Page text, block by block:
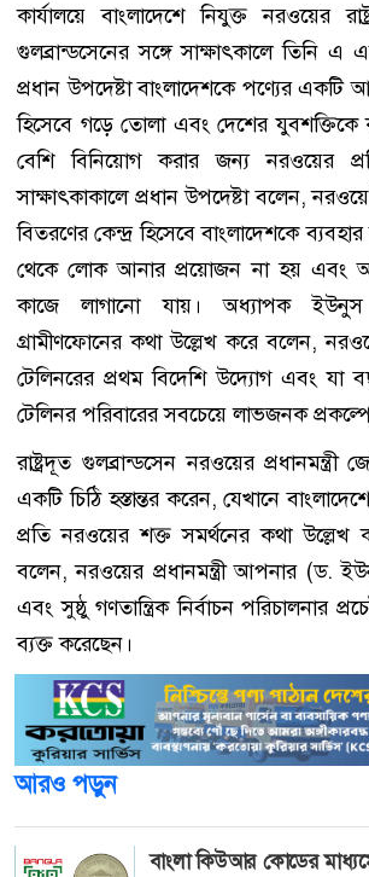
কার্যালয়ে বাংলাদেশে নিযুক্ত নরওয়ের
গুলব্রান্ডসেনের সঙ্গে সাক্ষাৎকালে তিনি
প্রধান উপদেষ্টা বাংলাদেশকে পণ্যের একটি
হিসেবে গড়ে তোলা এবং দেশের
বেশি বিনিয়োগ করার জন্য নরওয়ের
সাক্ষাৎকাকালে প্রধান উপদেষ্টা বলেন,
বিতরণের কেন্দ্র হিসেবে বাংলাদেশকে
থেকে লোক আনার প্রয়োজন না হয় এবং
কাজে লাগানো যায়। অধ্যাপক ইউনুস
গ্রামীণফোনের কথা উল্লেখ করে বলেন,
টেলিনরের প্রথম বিদেশি উদ্যোগ এবং যা
টেলিনর পরিবারের সবচেয়ে লাভজনক
রাষ্ট্রদূত গুলব্রান্ডসেন নরওয়ের
একটি চিঠি হস্তান্তর করেন, যেখানে
প্রতি নরওয়ের শক্ত সমর্থনের কথা উল্লেখ
বলেন, নরওয়ের প্রধানমন্ত্রী আপনার (ড.
এবং সুষ্ঠু গণতান্ত্রিক নির্বাচন পরিচালনার
ব্যক্ত করেছেন।
আরও পড়ুন
বাংলা কিউআর কোডের